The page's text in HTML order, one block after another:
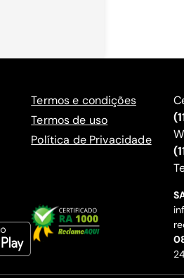
Termos e condições
Termos de uso
Política de Privacidade